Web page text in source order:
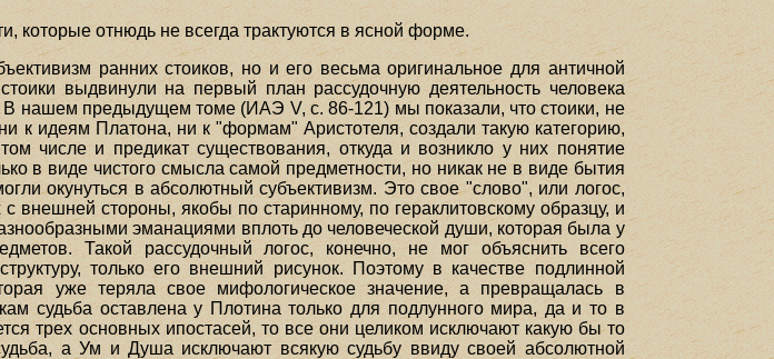
которые отнюдь не всегда трактуются в ясной форме.
ранних стоиков, но и его весьма оригинальное для античной
выдвинули на первый план рассудочную деятельность человека
В нашем предыдущем томе (ИАЭ V, с. 86-121) мы показали, что стоики, не
к идеям Платона, ни к "формам" Аристотеля, создали такую категорию,
числе и предикат существования, откуда и возникло у них понятие
в виде чистого смысла самой предметности, но никак не в виде бытия
окунуться в абсолютный субъективизм. Это свое "слово", или логос,
внешней стороны, якобы по старинному, по гераклитовскому образцу, и
эманациями вплоть до человеческой души, которая была у
Такой рассудочный логос, конечно, не мог объяснить всего
только его внешний рисунок. Поэтому в качестве подлинной
уже теряла свое мифологическое значение, а превращалась в
судьба оставлена у Плотина только для подлунного мира, да и то в
трех основных ипостасей, то все они целиком исключают какую бы то
а Ум и Душа исключают всякую судьбу ввиду своей абсолютной